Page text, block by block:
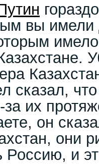
вы
сказал,
их
он
они
Россию, и